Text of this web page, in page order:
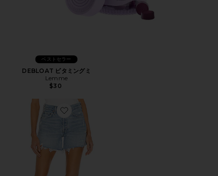
ベストセラー
DEBLOAT ビタミングミ
Lemme
$30
Favorite PARKER LONG ショートパンツ